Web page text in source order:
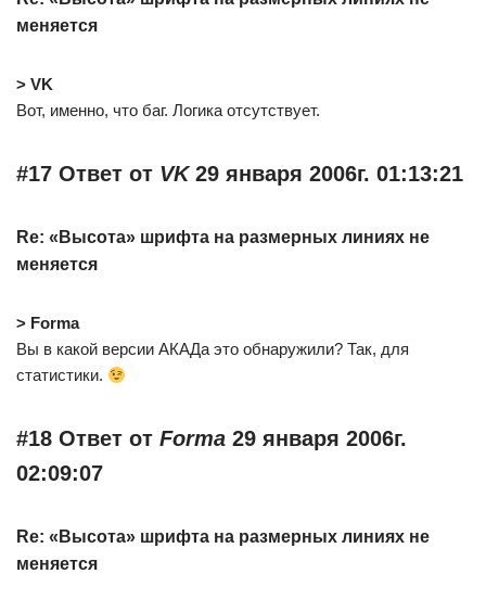
меняется
> VK
Вот, именно, что баг. Логика отсутствует.
#17 Ответ от VK29 января 2006г. 01:13:21
Re: «Высота» шрифта на размерных линиях не
меняется
> Forma
Вы в какой версии АКАДа это обнаружили? Так, для
статистики.
#18 Ответ от Forma 29 января 2006г.
02:09:07
Re: «Высота» шрифта на размерных линиях не
меняется